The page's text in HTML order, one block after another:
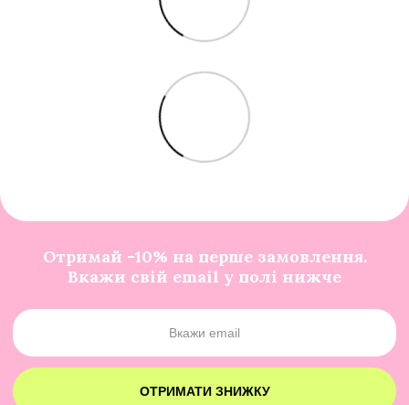
Отримай -10% на перше замовлення.
Вкажи свій email у полі нижче
ОТРИМАТИ ЗНИЖКУ